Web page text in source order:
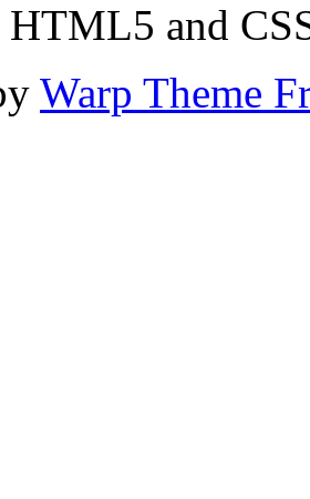
and
Warp Theme